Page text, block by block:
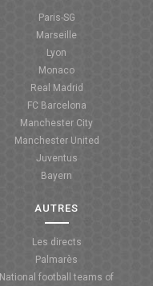
Paris-SG
Marseille
Lyon
Monaco
Real Madrid
FC Barcelona
Manchester City
Manchester United
Juventus
Bayern
AUTRES
Les directs
Palmarès
National football teams of